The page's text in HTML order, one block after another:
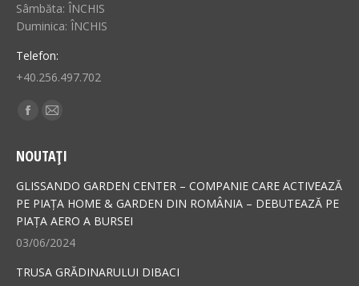
Sâmbăta: ÎNCHIS
Duminica: ÎNCHIS
Telefon:
+40.256.497.702
Find us on:
Facebook
opens
in
new
window
Mail
opens
in
new
window
NOUTAȚI
GLISSANDO GARDEN CENTER – COMPANIE CARE ACTIVEAZĂ
PE PIAȚA HOME & GARDEN DIN ROMÂNIA – DEBUTEAZĂ PE
PIAȚA AERO A BURSEI
03/06/2024
TRUSA GRĂDINARULUI DIBACI